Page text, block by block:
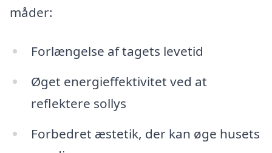
måder:
Forlængelse af tagets levetid
Øget energieffektivitet ved at
reflektere sollys
Forbedret æstetik, der kan øge husets